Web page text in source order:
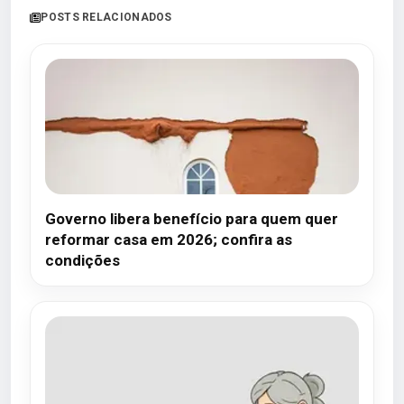
POSTS RELACIONADOS
Governo libera benefício para quem quer
reformar casa em 2026; confira as
condições